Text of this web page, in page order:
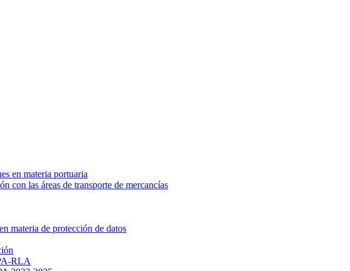
en materia portuaria
con las áreas de transporte de mercancías
materia de protección de datos
RLA